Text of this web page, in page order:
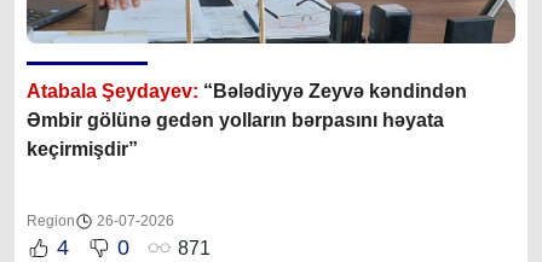
Atabala Şeydayev: “Bələdiyyə Zeyvə kəndindən
Əmbir gölünə gedən yolların bərpasını həyata
keçirmişdir”
Region 26-07-2026
4 0 871